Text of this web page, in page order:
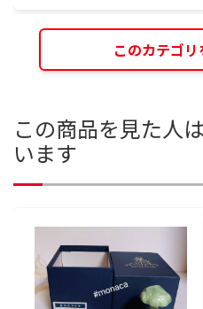
このカテゴ
この商品を見た人
います